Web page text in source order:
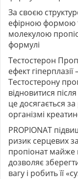
За своєю
ефірною формою
молекулою
формулі
Тестостерон
ефект
Тестостерону
відновитися
це досягається
організмі
PROPIONAT
ризик серцевих
пропіонат майже
дозволяє
вагу і робить її